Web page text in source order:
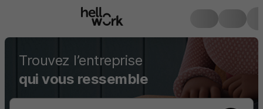
Trouvez l’entreprise
qui vous ressemble